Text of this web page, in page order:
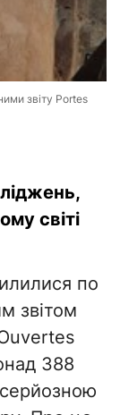
звіту Portes
світі
по
звітом
388